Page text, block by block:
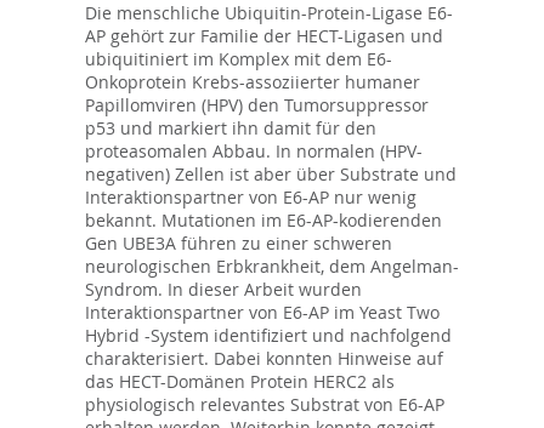
Die menschliche Ubiquitin-Protein-Ligase E6-
AP gehört zur Familie der HECT-Ligasen und
ubiquitiniert im Komplex mit dem E6-
Onkoprotein Krebs-assoziierter humaner
Papillomviren (HPV) den Tumorsuppressor
p53 und markiert ihn damit für den
proteasomalen Abbau. In normalen (HPV-
negativen) Zellen ist aber über Substrate und
Interaktionspartner von E6-AP nur wenig
bekannt. Mutationen im E6-AP-kodierenden
Gen UBE3A führen zu einer schweren
neurologischen Erbkrankheit, dem Angelman-
Syndrom. In dieser Arbeit wurden
Interaktionspartner von E6-AP im Yeast Two
Hybrid -System identifiziert und nachfolgend
charakterisiert. Dabei konnten Hinweise auf
das HECT-Domänen Protein HERC2 als
physiologisch relevantes Substrat von E6-AP